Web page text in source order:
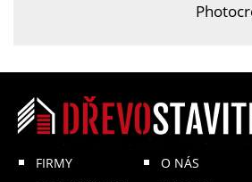
FIRMY
O NÁS